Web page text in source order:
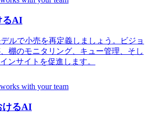
るAI
ルで小売を再定義しましょう。ビジョ
棚のモニタリング、キュー管理、そし
ンサイトを促進します。
けるAI